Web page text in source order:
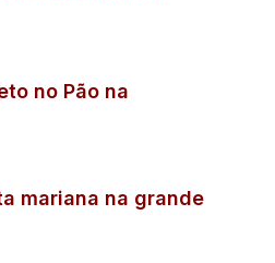
no Pão na
mariana na grande